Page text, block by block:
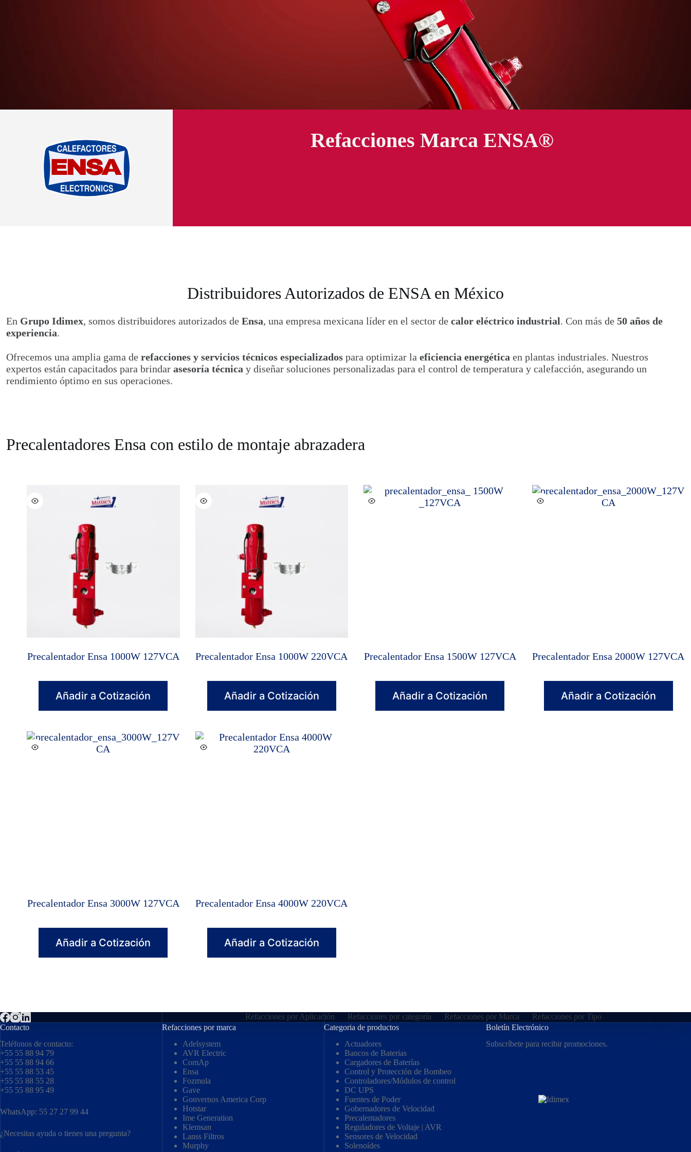
Refacciones Marca ENSA®
Distribuidores Autorizados de ENSA en México
En Grupo Idimex, somos distribuidores autorizados de Ensa, una empresa mexicana líder en el sector de calor eléctrico industrial. Con más de 50 años de
experiencia.
Ofrecemos una amplia gama de refacciones y servicios técnicos especializados para optimizar la eficiencia energética en plantas industriales. Nuestros
expertos están capacitados para brindar asesoría técnica y diseñar soluciones personalizadas para el control de temperatura y calefacción, asegurando un
rendimiento óptimo en sus operaciones.
Precalentadores Ensa con estilo de montaje abrazadera
Precalentador Ensa 1000W 127VCA
Añadir a Cotización
Precalentador Ensa 1000W 220VCA
Añadir a Cotización
Precalentador Ensa 1500W 127VCA
Añadir a Cotización
Precalentador Ensa 2000W 127VCA
Añadir a Cotización
Precalentador Ensa 3000W 127VCA
Añadir a Cotización
Precalentador Ensa 4000W 220VCA
Añadir a Cotización
Refacciones por Aplicación Refacciones por categoría Refacciones por Marca
Refacciones por Tipo
Contacto
Teléfonos de contacto:
+55 55 88 94 79
+55 55 88 94 66
+55 55 88 53 45
+55 55 88 55 28
+55 55 88 95 49
WhatsApp: 55 27 27 99 44
¿Necesitas ayuda o tienes una pregunta?
Refacciones por marca
Adelsystem
AVR Electric
ComAp
Ensa
Fozmula
Gave
Gonvernos America Corp
Hotstar
Ime Generation
Klemsan
Lanss Filtros
Murphy
Categoria de productos
Actuadores
Bancos de Baterias
Cargadores de Baterías
Control y Protección de Bombeo
Controladores/Módulos de control
DC UPS
Fuentes de Poder
Gobernadores de Velocidad
Precalentadores
Reguladores de Voltaje | AVR
Sensores de Velocidad
Solenoídes
Boletín Electrónico
Subscríbete para recibir promociones.